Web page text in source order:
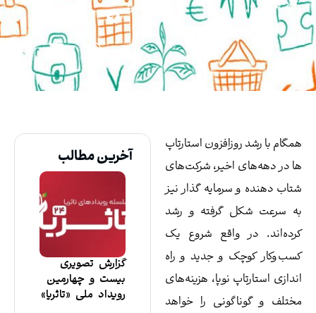
۱۳ آذر ۱۴۰۱
با رشد روزافزون استارتاپ
در دهه‌های اخیر، شرکت‌های
دهنده و سرمایه‌ گذار نیز
سرعت شکل گرفته و رشد
در واقع شروع یک
کوچک و جدید و راه
استارتاپ نوپا، هزینه‌های
و گوناگونی را خواهد
آخرین مطالب
گزارش تصویری
بیست و چهارمین
رویداد ملی «تاثریا»